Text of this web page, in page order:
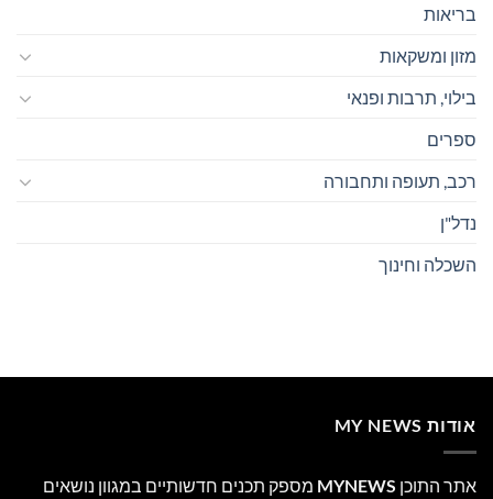
בריאות
מזון ומשקאות
בילוי, תרבות ופנאי
ספרים
רכב, תעופה ותחבורה
נדל"ן
השכלה וחינוך
אודות MY NEWS
אתר התוכן MYNEWS מספק תכנים חדשותיים במגוון נושאים